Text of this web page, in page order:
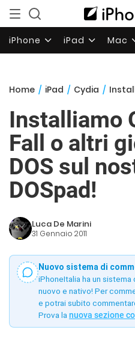
iPhone iPad Mac
Home / iPad / Cydia / Installiamo
Installiamo
Fall o altri
DOS sul
DOSpad!
Luca De Marini
31 Gennaio 2011
Nuovo sistema di
iPhoneItalia ha un
nuovo e nativo! Per
e potrai subito
Prova la nuova sezione